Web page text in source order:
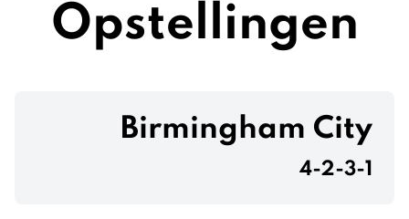
Opstellingen
Birmingham City
4-2-3-1